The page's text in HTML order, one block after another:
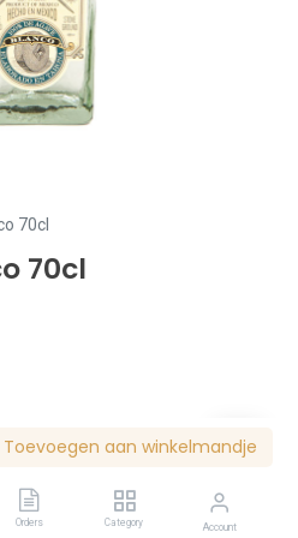
aan winkelmandje
Orders Category Account
70cl
70cl
nu